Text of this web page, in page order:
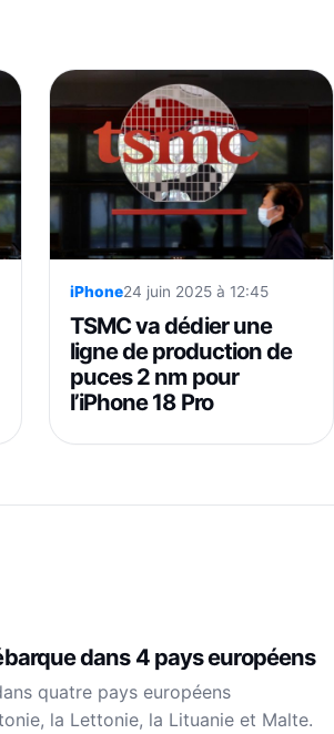
iPhone24 juin 2025 à 12:45
TSMC va dédier une
ligne de production de
puces 2 nm pour
l’iPhone 18 Pro
dans 4 pays européens
quatre pays européens
la Lettonie, la Lituanie et Malte.